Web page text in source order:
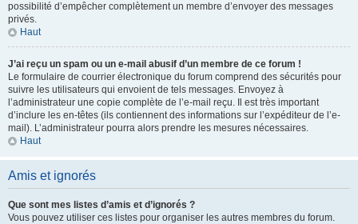
possibilité d’empêcher complètement un membre d’envoyer des messages
privés.
Haut
J’ai reçu un spam ou un e-mail abusif d’un membre de ce forum !
Le formulaire de courrier électronique du forum comprend des sécurités pour
suivre les utilisateurs qui envoient de tels messages. Envoyez à
l’administrateur une copie complète de l’e-mail reçu. Il est très important
d’inclure les en-têtes (ils contiennent des informations sur l’expéditeur de l’e-
mail). L’administrateur pourra alors prendre les mesures nécessaires.
Haut
Amis et ignorés
Que sont mes listes d’amis et d’ignorés ?
Vous pouvez utiliser ces listes pour organiser les autres membres du forum.